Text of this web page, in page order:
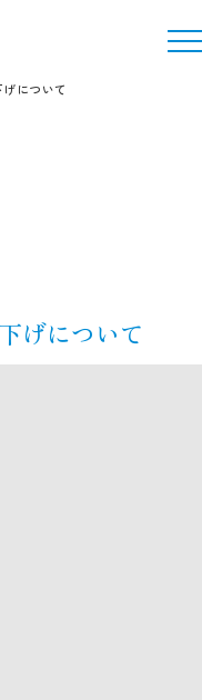
について
げについて